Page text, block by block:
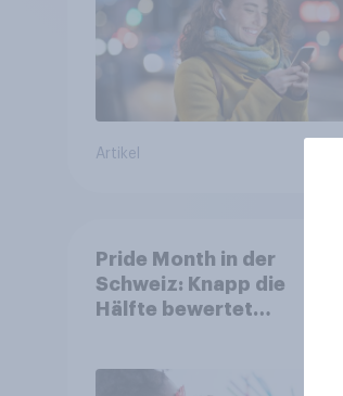
Artikel
Pride Month in der
Schweiz: Knapp die
Hälfte bewertet
bleibt umstritten